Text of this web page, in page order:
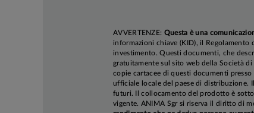
sanitari
borse
Il nostro
AVVERTENZE: Questa è una
informazioni chiave (KID), il
investimento. Questi documenti, che
gratuitamente sul sito web della Società
copie cartacee di questi documenti
ufficiale locale del paese di distribuzione.
futuri. Il collocamento del prodotto è
vigente. ANIMA Sgr si riserva il diritto di